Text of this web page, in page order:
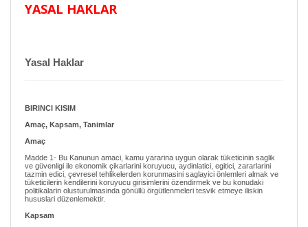
YASAL HAKLAR
Yasal Haklar
BIRINCI KISIM
Amaç, Kapsam, Tanimlar
Amaç
Madde 1- Bu Kanunun amaci, kamu yararina uygun olarak tüketicinin saglik
ve güvenligi ile ekonomik çikarlarini koruyucu, aydinlatici, egitici, zararlarini
tazmin edici, çevresel tehlikelerden korunmasini saglayici önlemleri almak ve
tüketicilerin kendilerini koruyucu girisimlerini özendirmek ve bu konudaki
politikalarin olusturulmasinda gönüllü örgütlenmeleri tesvik etmeye iliskin
hususlari düzenlemektir.
Kapsam